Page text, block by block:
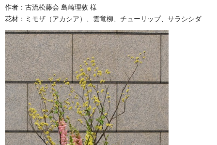
作者：古流松藤会 島崎理敦 様
花材：ミモザ（アカシア）、雲竜柳、チューリップ、サラシシダ